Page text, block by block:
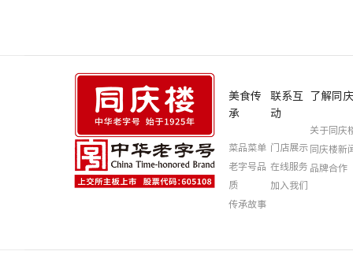
美食传
承
菜品菜单
老字号品
质
传承故事
联系互
动
门店展示
在线服务
加入我们
了解同
关于同庆
同庆楼新
品牌合作